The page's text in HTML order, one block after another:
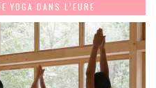
YOGA DANS L’EURE